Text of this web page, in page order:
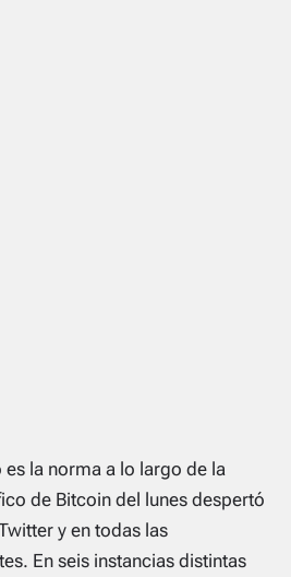
la norma a lo largo de la
de Bitcoin del lunes despertó
y en todas las
En seis instancias distintas